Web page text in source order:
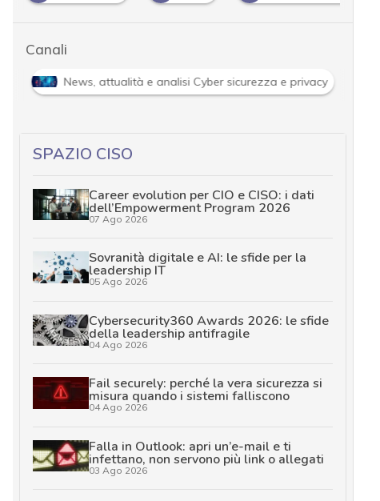
Canali
News, attualità e analisi Cyber sicurezza e privacy
SPAZIO CISO
Career evolution per CIO e CISO: i dati
dell’Empowerment Program 2026
07 Ago 2026
Sovranità digitale e AI: le sfide per la
leadership IT
05 Ago 2026
Cybersecurity360 Awards 2026: le sfide
della leadership antifragile
04 Ago 2026
Fail securely: perché la vera sicurezza si
misura quando i sistemi falliscono
04 Ago 2026
Falla in Outlook: apri un’e-mail e ti
infettano, non servono più link o allegati
03 Ago 2026